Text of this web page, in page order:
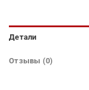
Детали
Отзывы (0)